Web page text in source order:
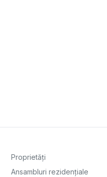
Proprietăți
Ansambluri rezidențiale